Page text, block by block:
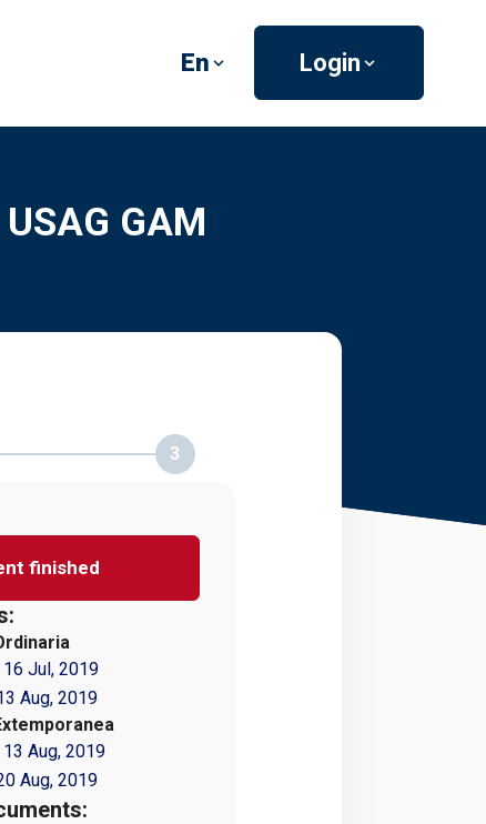
En Login
GAM
3
finished
16 Jul, 2019
Aug, 2019
13 Aug, 2019
Aug, 2019